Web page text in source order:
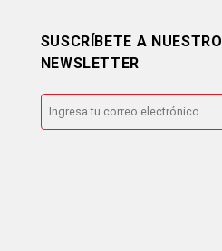
SUSCRÍBETE A NUESTRO
NEWSLETTER